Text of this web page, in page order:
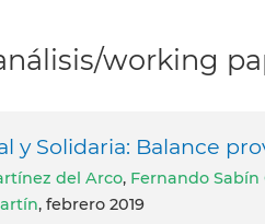
working
y Solidaria: Balance
del Arco, Fernando Sabín
, febrero 2019